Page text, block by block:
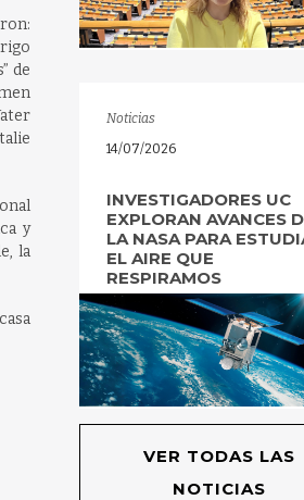
de
y
la
Noticias
14/07/2026
INVESTIGADORES UC
EXPLORAN AVANCES
LA NASA PARA
EL AIRE QUE
RESPIRAMOS
VER TODAS LAS
NOTICIAS